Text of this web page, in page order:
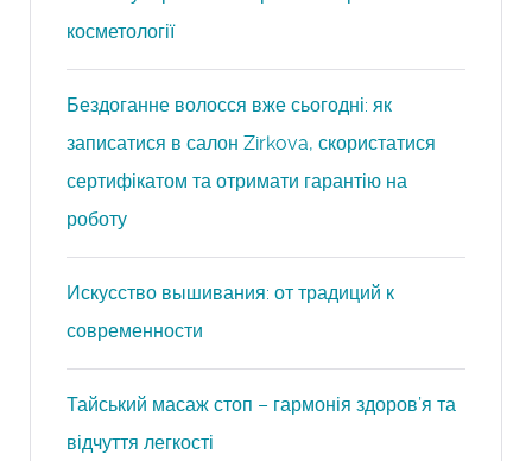
косметології
Бездоганне волосся вже сьогодні: як
записатися в салон Zirkova, скористатися
сертифікатом та отримати гарантію на
роботу
Искусство вышивания: от традиций к
современности
Тайський масаж стоп – гармонія здоров’я та
відчуття легкості